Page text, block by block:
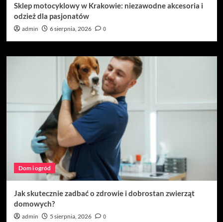
Sklep motocyklowy w Krakowie: niezawodne akcesoria i
odzież dla pasjonatów
admin 6 sierpnia, 2026 0
Dom i ogród
Jak skutecznie zadbać o zdrowie i dobrostan zwierząt
domowych?
admin 5 sierpnia, 2026 0